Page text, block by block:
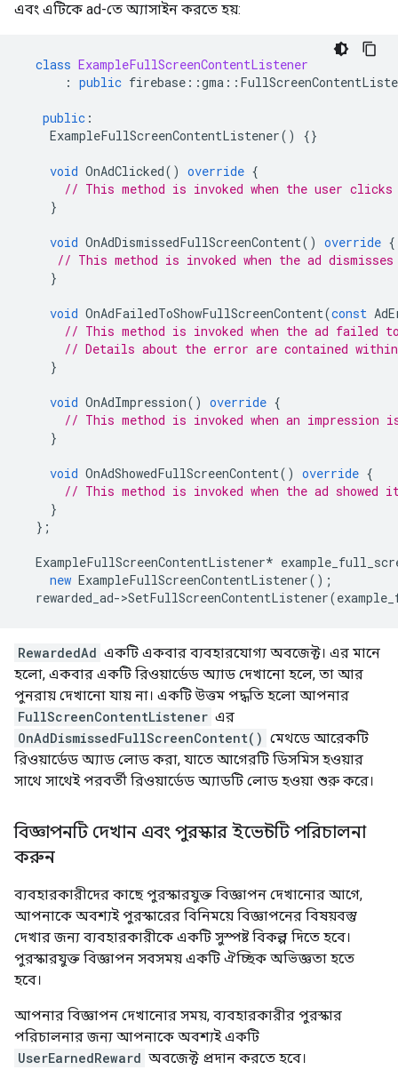
এবং এটিকে ad-তে অ্যাসাইন করতে হয়:
class ExampleFullScreenContentListener
: public firebase ::gma ::
public :
ExampleFullScreenContentListener() {}
void OnAdClicked() override {
// This method is invoked when the user
}
void OnAdDismissedFullScreenContent() override {
// This method is invoked when the ad
}
void OnAdFailedToShowFullScreenContent(const
// This method is invoked when the ad failed
// Details about the error are contained within
}
void OnAdImpression() override {
// This method is invoked when an impression
}
void OnAdShowedFullScreenContent() override {
// This method is invoked when the ad
}
};
ExampleFullScreenContentListener*
new ExampleFullScreenContentListener();
rewarded_ad->SetFullScreenContentListener(
RewardedAd একটি একবার ব্যবহারযোগ্য অবজেক্ট। এর মানে
হলো, একবার একটি রিওয়ার্ডেড অ্যাড দেখানো হলে, তা আর
পুনরায় দেখানো যায় না। একটি উত্তম পদ্ধতি হলো আপনার
FullScreenContentListener এর
OnAdDismissedFullScreenContent() মেথডে আরেকটি
রিওয়ার্ডেড অ্যাড লোড করা, যাতে আগেরটি ডিসমিস হওয়ার
সাথে সাথেই পরবর্তী রিওয়ার্ডেড অ্যাডটি লোড হওয়া শুরু করে।
বিজ্ঞাপনটি দেখান এবং পুরস্কার ইভেন্টটি পরিচালনা
করুন
ব্যবহারকারীদের কাছে পুরস্কারযুক্ত বিজ্ঞাপন দেখানোর আগে,
আপনাকে অবশ্যই পুরস্কারের বিনিময়ে বিজ্ঞাপনের বিষয়বস্তু
দেখার জন্য ব্যবহারকারীকে একটি সুস্পষ্ট বিকল্প দিতে হবে।
পুরস্কারযুক্ত বিজ্ঞাপন সবসময় একটি ঐচ্ছিক অভিজ্ঞতা হতে
হবে।
আপনার বিজ্ঞাপন দেখানোর সময়, ব্যবহারকারীর পুরস্কার
পরিচালনার জন্য আপনাকে অবশ্যই একটি
UserEarnedReward অবজেক্ট প্রদান করতে হবে।